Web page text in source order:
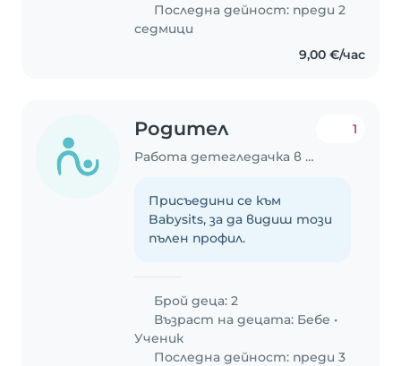
Последна дейност: преди 2
седмици
9,00 €/час
Родител
Работа детегледачка в София
1
Присъедини се към
Babysits, за да видиш този
пълен профил.
Брой деца: 2
Възраст на децата: Бебе •
Ученик
Последна дейност: преди 3